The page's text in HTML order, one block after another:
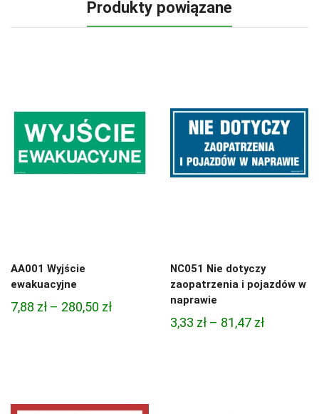
Produkty powiązane
AA001 Wyjście
ewakuacyjne
7,88 zł – 280,50 złZakres
280,50 zł
NC051 Nie dotyczy
zaopatrzenia i pojazdów w
naprawie
3,33 zł – 81,47 złZakres